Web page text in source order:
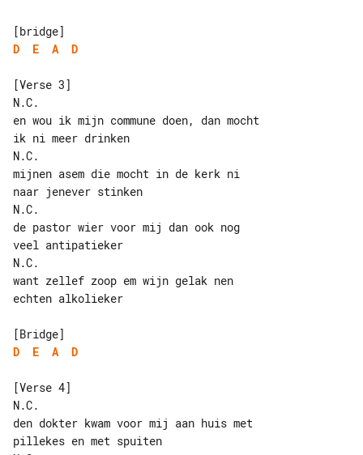
D
E A D
[Verse 3]
N.C.
en wou ik mijn commune doen, dan mocht
ik ni meer drinken
N.C.
mijnen asem die mocht in de kerk ni
naar jenever stinken
N.C.
de pastor wier voor mij dan ook nog
veel antipatieker
N.C.
want zellef zoop em wijn gelak nen
echten alkolieker
D
E A D
[Verse 4]
N.C.
den dokter kwam voor mij aan huis met
pillekes en met spuiten